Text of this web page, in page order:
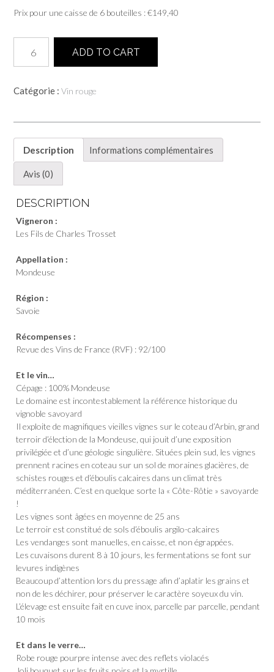
Prix pour une caisse de 6 bouteilles :€149,40
Harmonie
-
Fils
Charles
Mondeuse
ADD TO CART
Catégorie : Vin rouge
Description Informations complémentaires
Avis (0)
DESCRIPTION
Vigneron :
Les Fils de Charles Trosset
Appellation :
Mondeuse
Région :
Savoie
Récompenses :
Revue des Vins de France (RVF) : 92/100
Et le vin…
Cépage : 100% Mondeuse
Le domaine est incontestablement la référence historique du
vignoble savoyard
Il exploite de magnifiques vieilles vignes sur le coteau d’Arbin, grand
terroir d’élection de la Mondeuse, qui jouit d’une exposition
privilégiée et d’une géologie singulière. Situées plein sud, les vignes
prennent racines en coteau sur un sol de moraines glacières, de
schistes rouges et d’éboulis calcaires dans un climat très
méditerranéen. C’est en quelque sorte la « Côte-Rôtie » savoyarde
!
Les vignes sont âgées en moyenne de 25 ans
Le terroir est constitué de sols d’éboulis argilo-calcaires
Les vendanges sont manuelles, en caisse, et non égrappées.
Les cuvaisons durent 8 à 10 jours, les fermentations se font sur
levures indigènes
Beaucoup d’attention lors du pressage afin d’aplatir les grains et
non de les déchirer, pour préserver le caractère soyeux du vin.
L’élevage est ensuite fait en cuve inox, parcelle par parcelle, pendant
10 mois
Et dans le verre…
Robe rouge pourpre intense avec des reflets violacés